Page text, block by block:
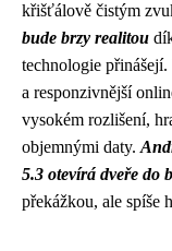
křišťálově čistým
bude brzy realitou
technologie
a responzivnější
vysokém rozlišení,
objemnými daty.
5.3 otevírá dveře do
překážkou, ale spíše